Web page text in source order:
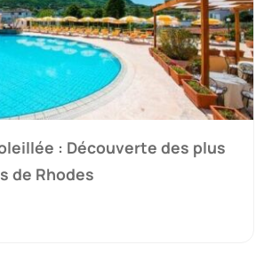
: Découverte des plus
de Rhodes